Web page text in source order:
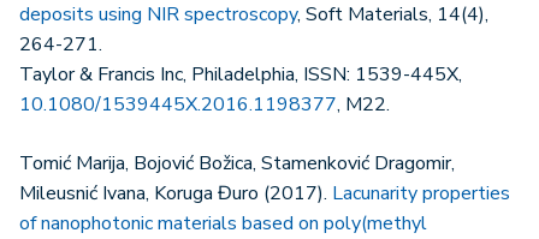
deposits using NIR spectroscopy, Soft Materials, 14(4),
264-271.
Taylor & Francis Inc, Philadelphia, ISSN: 1539-445X,
10.1080/1539445X.2016.1198377, M22.
Tomić Marija, Bojović Božica, Stamenković Dragomir,
Mileusnić Ivana, Koruga Đuro (2017). Lacunarity properties
of nanophotonic materials based on poly(methyl